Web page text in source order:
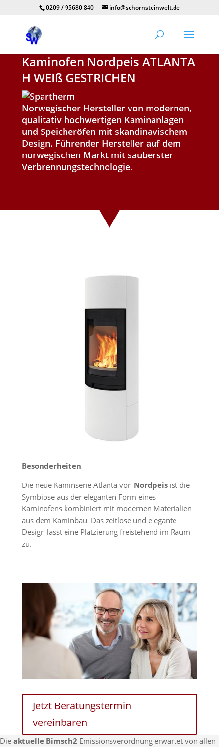
0209 / 95680 840 info@schornsteinwelt.de
Kaminofen Nordpeis ATLANTA
H WEIß GESTRICHEN
Norwegischer Hersteller von modernen,
qualitativ hochwertigen Kaminanlagen
und Speicheröfen mit skandinavischem
Design. Führender Hersteller auf dem
norwegischen Markt mit sauberster
Verbrennungstechnologie.
Besonderheiten
Die neue Kaminserie Atlanta von Nordpeisist die
Symbiose aus der eleganten Form eines
Kaminofens kombiniert mit modernen Materialien
aus dem Kaminbau. Das zeitlose und elegante
Design lässt eine Platzierung freistehend im Raum
zu.
Jetzt Beratungstermin
vereinbaren
Die aktuelle Bimsch2 Emissionsverordnung erwartet von allen